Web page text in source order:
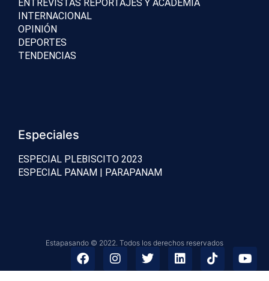
ENTREVISTAS REPORTAJES Y ACADEMIA
INTERNACIONAL
OPINIÓN
DEPORTES
TENDENCIAS
Especiales
ESPECIAL PLEBISCITO 2023
ESPECIAL PANAM | PARAPANAM
Estapasando © 2022. Todos los derechos reservados